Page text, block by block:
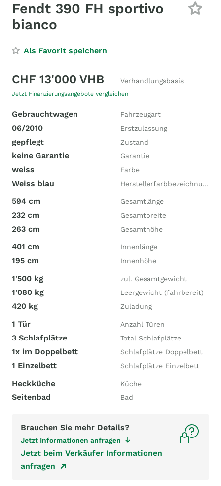
Fendt 390 FH sportivo
bianco
Als Favorit speichern
CHF 13'000 VHB Verhandlungsbasis
Jetzt Finanzierungsangebote vergleichen
Gebrauchtwagen Fahrzeugart
06/2010 Erstzulassung
gepflegt Zustand
keine Garantie Garantie
weiss Farbe
Weiss blau Herstellerfarbbezeichnung
594 cm Gesamtlänge
232 cm Gesamtbreite
263 cm Gesamthöhe
401 cm Innenlänge
195 cm Innenhöhe
1'500 kg zul. Gesamtgewicht
1'080 kg Leergewicht (fahrbereit)
420 kg Zuladung
1 Tür Anzahl Türen
3 Schlafplätze Total Schlafplätze
1x im Doppelbett Schlafplätze Doppelbett
1 Einzelbett Schlafplätze Einzelbett
Heckküche Küche
Seitenbad Bad
Brauchen Sie mehr Details?
Jetzt Informationen anfragen
Jetzt beim Verkäufer Informationen
anfragen